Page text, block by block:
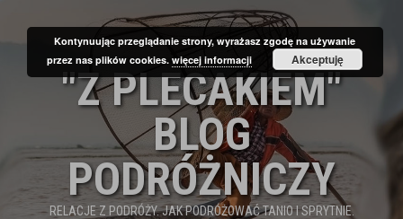
"Z PLECAKIEM"
BLOG
PODRÓŻNICZY
RELACJE Z PODRÓŻY. JAK PODRÓŻOWAĆ TANIO I SPRYTNIE.
Kontynuując przeglądanie strony, wyrażasz zgodę na używanie
przez nas plików cookies.więcej informacji Akceptuję